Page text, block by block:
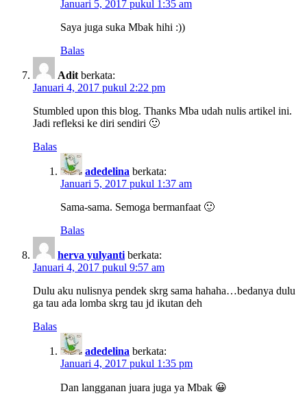
Januari 5, 2017 pukul 1:35 am
Saya juga suka Mbak hihi :))
Balas
Adit berkata:
Januari 4, 2017 pukul 2:22 pm
Stumbled upon this blog. Thanks Mba udah nulis artikel ini.
Jadi refleksi ke diri sendiri 🙂
Balas
adedelina berkata:
Januari 5, 2017 pukul 1:37 am
Sama-sama. Semoga bermanfaat 🙂
Balas
herva yulyanti berkata:
Januari 4, 2017 pukul 9:57 am
Dulu aku nulisnya pendek skrg sama hahaha…bedanya dulu
ga tau ada lomba skrg tau jd ikutan deh
Balas
adedelina berkata:
Januari 4, 2017 pukul 1:35 pm
Dan langganan juara juga ya Mbak 😀